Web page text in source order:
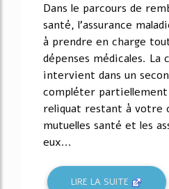
Dans le parcours de
santé, l'assurance
à prendre en charge
dépenses médicales.
intervient dans un
compléter
reliquat restant à votre
mutuelles santé et les
eux...
LIRE LA SUITE